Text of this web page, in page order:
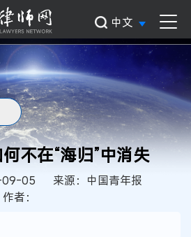
中文
不在“海归”中消失
09-05
来源：中国青年报
作者：